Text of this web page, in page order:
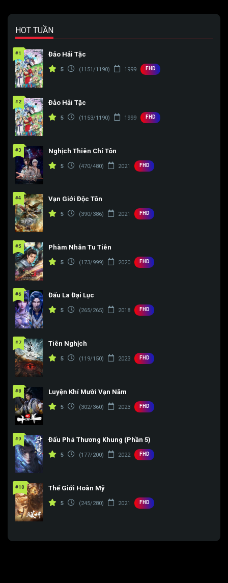
HOT TUẦN
#1 Đảo Hải Tặc
5 (1151/1190) 1999 FHD
#2 Đảo Hải Tặc
5 (1153/1190) 1999 FHD
#3 Nghịch Thiên Chí Tôn
5 (470/480) 2021 FHD
#4 Vạn Giới Độc Tôn
5 (390/386) 2021 FHD
#5 Phàm Nhân Tu Tiên
5 (173/999) 2020 FHD
#6 Đấu La Đại Lục
5 (265/265) 2018 FHD
#7 Tiên Nghịch
5 (119/150) 2023 FHD
#8 Luyện Khí Mười Vạn Năm
5 (302/360) 2023 FHD
#9 Đấu Phá Thương Khung (Phần 5)
5 (177/200) 2022 FHD
#10 Thế Giới Hoàn Mỹ
5 (245/280) 2021 FHD